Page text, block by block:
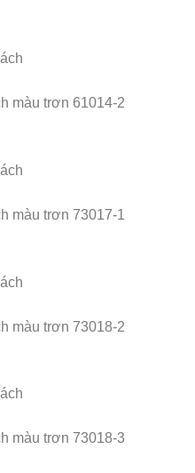
màu trơn 61014-2
màu trơn 73017-1
màu trơn 73018-2
màu trơn 73018-3